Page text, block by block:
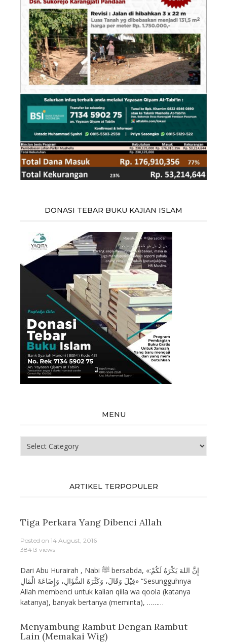
DONASI TEBAR BUKU KAJIAN ISLAM
MENU
Menu
ARTIKEL TERPOPULER
Tiga Perkara Yang Dibenci Allah
Posted on 14 August, 2016
38413 views
Dari Abu Hurairah , Nabi ﷺ bersabda, «إِنَّ اللهَ يَكْرَهُ لَكُمْ:
قِيْلَ وَقَالَ، وَكَثْرَةَ السُّؤَالِ، وَإِضَاعَةَ الْمَالِ» “Sesungguhnya
Allah membenci untuk kalian qiila wa qoola (katanya
katanya), banyak bertanya (meminta), ………
Menyambung Rambut Dengan Rambut
Lain (Memakai Wig)